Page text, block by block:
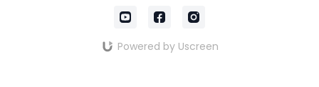
Powered by Uscreen